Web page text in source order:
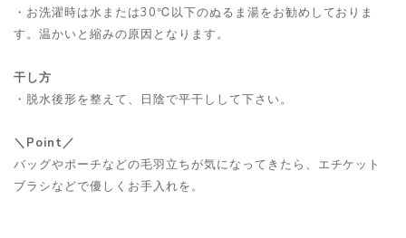
・お洗濯時は水または30℃以下のぬるま湯をお勧めしておりま
す。温かいと縮みの原因となります。
干し方
・脱水後形を整えて、日陰で平干しして下さい。
＼Point／
バッグやポーチなどの毛羽立ちが気になってきたら、エチケット
ブラシなどで優しくお手入れを。